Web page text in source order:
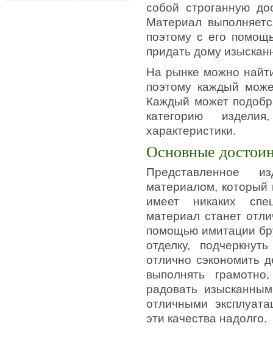
собой строганную
Материал
поэтому с его
придать дому
На рынке можно
поэтому каждый
Каждый может
категорию
характеристики.
Основные
Представленное
материалом,
имеет никаких
материал станет
помощью имитации
отделку,
отлично сэкономить
выполнять
радовать
отличными
эти качества надолго.